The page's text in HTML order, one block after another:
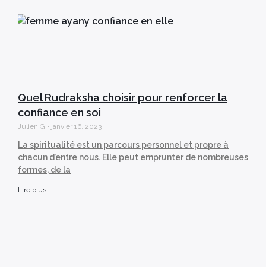
Quel Rudraksha choisir pour renforcer la
confiance en soi
Julien G janvier 16, 2023
La spiritualité est un parcours personnel et propre à
chacun d’entre nous. Elle peut emprunter de nombreuses
formes, de la
Lire plus